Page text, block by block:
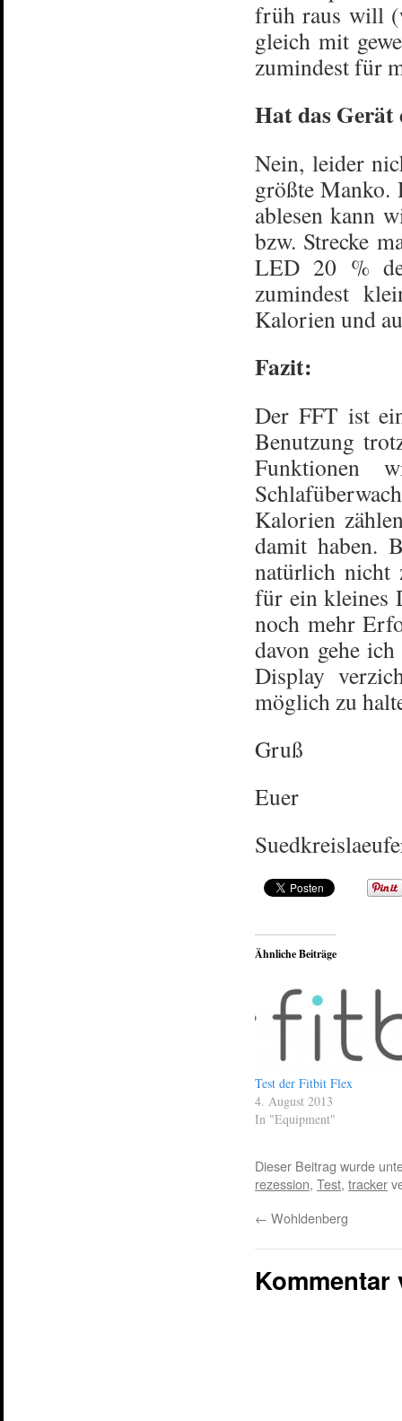
früh raus will
gleich mit
zumindest für
Hat das Gerät
Nein, leider
größte Manko.
ablesen kann
bzw. Strecke
LED 20 %
zumindest
Kalorien und
Fazit:
Der FFT ist
Benutzung
Funktionen
Kalorien
damit haben.
natürlich nicht
für ein kleines
noch mehr
davon gehe
Display
möglich zu
Gruß
Euer
Ähnliche Beiträge
Test der Fitbit Flex
4. August 2013
In "Equipment"
Dieser Beitrag wurde
rezession, Test, tracker
← Wohldenberg
Kommentar